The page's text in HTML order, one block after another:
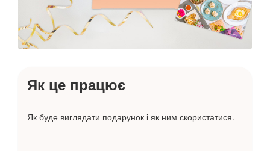
Як це працює
Як буде виглядати подарунок і як ним скористатися.